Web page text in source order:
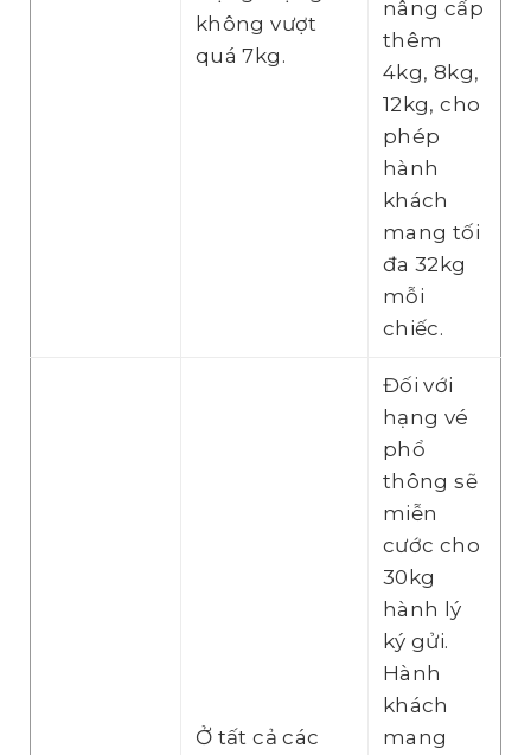
không vượt
quá 7kg.
nâng cấp
thêm
4kg, 8kg,
12kg, cho
phép
hành
khách
mang tối
đa 32kg
mỗi
chiếc.
Ở tất cả các
Đối với
hạng vé
phổ
thông sẽ
miễn
cước cho
30kg
hành lý
ký gửi.
Hành
khách
mang